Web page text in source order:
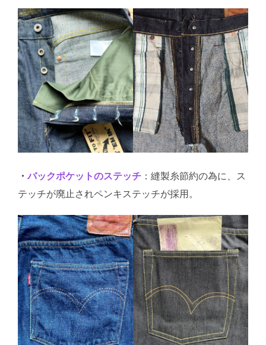
・ バックポケットのステッチ ：縫製糸節約の為に、ス
テッチが廃止されペンキステッチが採用。